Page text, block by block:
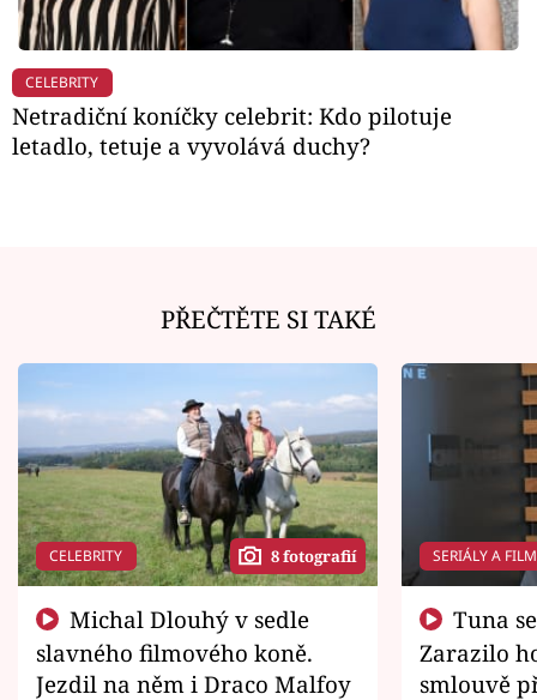
Sledujte nás
CELEBRITY
Netradiční koníčky celebrit: Kdo pilotuje
letadlo, tetuje a vyvolává duchy?
PŘEČTĚTE SI TAKÉ
CELEBRITY 8 fotografií
slavného filmového koně.
Jezdil na něm i Draco Malfoy
SERIÁLY A
Zarazilo
smlouvě